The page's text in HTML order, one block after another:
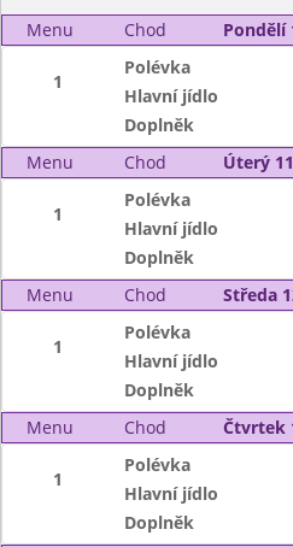
Menu Chod Pondělí
1
Polévka
Hlavní jídlo
Doplněk
Menu
Chod Úterý
1
Polévka
Hlavní jídlo
Doplněk
Menu
Chod Středa
1
Polévka
Hlavní jídlo
Doplněk
Menu
Chod Čtvrtek
1
Polévka
Hlavní jídlo
Doplněk